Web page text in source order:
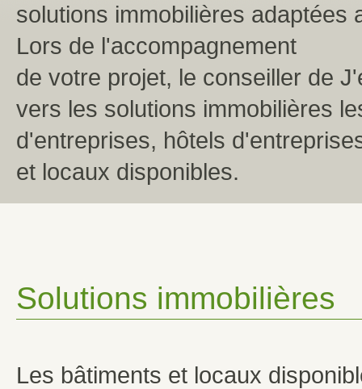
solutions immobilières
Lors de l'accompagnement
de votre projet, le conseiller de
vers les solutions immobilières
d'entreprises, hôtels
et locaux disponibles.
Solutions immobilières
Les bâtiments et locaux